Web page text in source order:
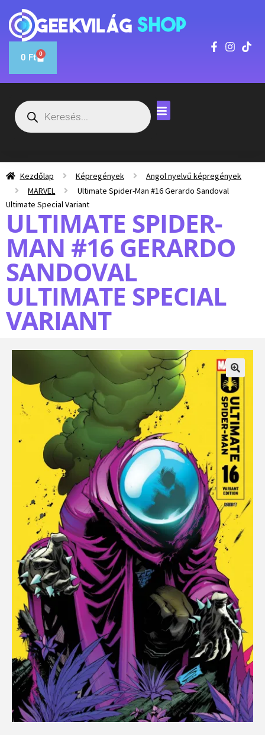
0 Ft 0
Kezdőlap Képregények
Angol nyelvű képregények
MARVEL
Ultimate Spider-Man #16 Gerardo Sandoval
Ultimate Special Variant
ULTIMATE SPIDER-
MAN #16 GERARDO
SANDOVAL
ULTIMATE SPECIAL
VARIANT